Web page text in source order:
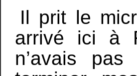
Il prit le
arrivé ici à
n’avais